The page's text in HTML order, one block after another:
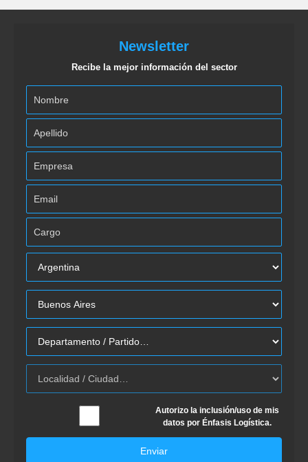
Newsletter
Recibe la mejor información del sector
Autorizo la inclusión/uso de mis
datos por Énfasis Logística.
Enviar